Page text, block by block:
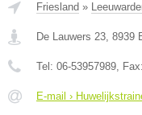
Friesland »
De Lauwers 23, 8939
Tel: 06-53957989, Fax:
E-mail ›